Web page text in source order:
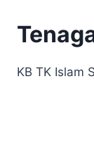
KB TK Islam